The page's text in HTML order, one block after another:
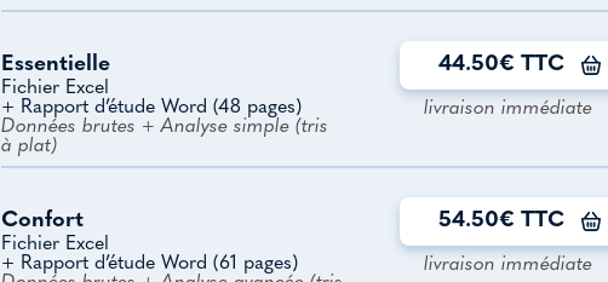
Essentielle
Fichier Excel
+ Rapport d’étude Word (48 pages)
Données brutes + Analyse simple (tris
à plat)
44.50€ TTC
livraison immédiate
Confort
Fichier Excel
+ Rapport d’étude Word (61 pages)
54.50€ TTC
livraison immédiate